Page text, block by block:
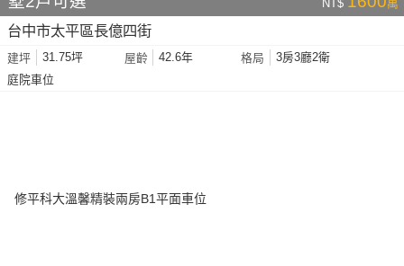
NT$ 萬
台中市太平區長億四街
建坪 31.75坪 屋齡 42.6年 格局
3房3廳2衛
庭院車位